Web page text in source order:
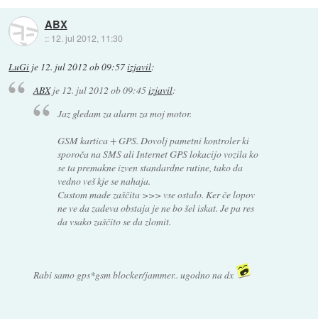
ABX
:: 12. jul 2012, 11:30
LuGi je 12. jul 2012 ob 09:57izjavil:
ABXje 12. jul 2012 ob 09:45izjavil:
Jaz gledam za alarm za moj motor.
GSM kartica + GPS. Dovolj pametni kontroler ki
sporoča na SMS ali Internet GPS lokacijo vozila ko
se ta premakne izven standardne rutine, tako da
vedno veš kje se nahaja.
Custom made zaščita >>> vse ostalo. Ker če lopov
ne ve da zadeva obstaja je ne bo šel iskat. Je pa res
da vsako zaščito se da zlomit.
Rabi samo gps*gsm blocker/jammer.. ugodno na dx